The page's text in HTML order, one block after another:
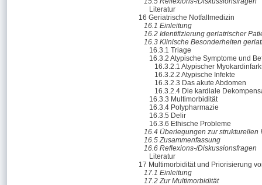
Literatur
16 Geriatrische Notfallmedizin
16.1 Einleitung
16.2 Identifizierung geriatrischer
16.3 Klinische Besonderheiten
16.3.1 Triage
16.3.2 Atypische Symptome und
16.3.2.1 Atypischer
16.3.2.2 Atypische Infekte
16.3.2.3 Das akute Abdomen
16.3.2.4 Die kardiale
16.3.3 Multimorbidität
16.3.4 Polypharmazie
16.3.5 Delir
16.3.6 Ethische Probleme
16.4 Überlegungen zur
16.5 Zusammenfassung
16.6 Reflexions-/Diskussionsfragen
Literatur
17 Multimorbidität und Priorisierung
17.1 Einleitung
17.2 Zur Multimorbidität